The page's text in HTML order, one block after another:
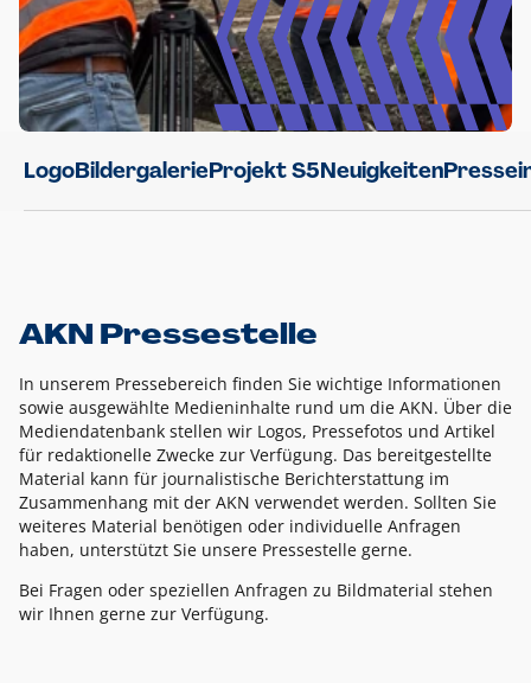
LogoBildergalerieProjekt S5Neuigkeiten
AKN Pressestelle
In unserem Pressebereich finden Sie wichtige Informationen
sowie ausgewählte Medieninhalte rund um die AKN. Über die
Mediendatenbank stellen wir Logos, Pressefotos und Artikel
für redaktionelle Zwecke zur Verfügung. Das bereitgestellte
Material kann für journalistische Berichterstattung im
Zusammenhang mit der AKN verwendet werden. Sollten Sie
weiteres Material benötigen oder individuelle Anfragen
haben, unterstützt Sie unsere Pressestelle gerne.
Bei Fragen oder speziellen Anfragen zu Bildmaterial stehen
wir Ihnen gerne zur Verfügung.